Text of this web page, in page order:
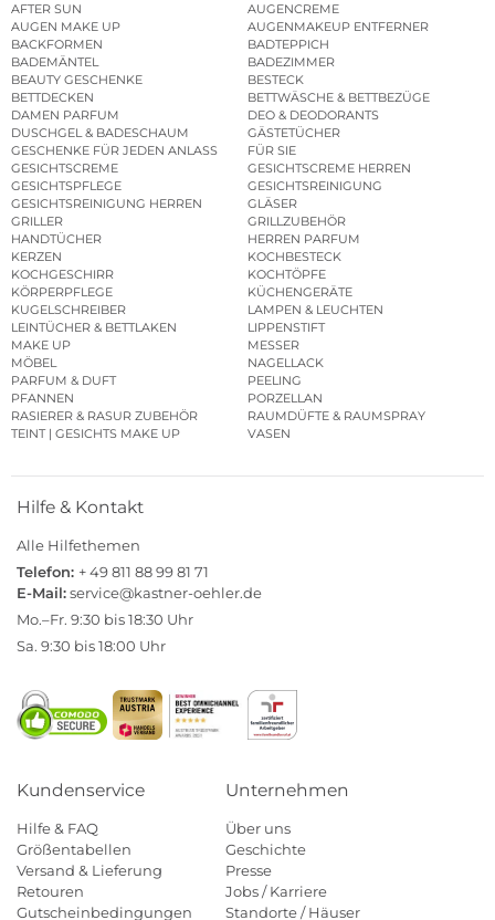
AFTER SUN
AUGENCREME
AUGEN MAKE UP
AUGENMAKEUP ENTFERNER
BACKFORMEN
BADTEPPICH
BADEMÄNTEL
BADEZIMMER
BEAUTY GESCHENKE
BESTECK
BETTDECKEN
BETTWÄSCHE & BETTBEZÜGE
DAMEN PARFUM
DEO & DEODORANTS
DUSCHGEL & BADESCHAUM
GÄSTETÜCHER
GESCHENKE FÜR JEDEN ANLASS
FÜR SIE
GESICHTSCREME
GESICHTSCREME HERREN
GESICHTSPFLEGE
GESICHTSREINIGUNG
GESICHTSREINIGUNG HERREN
GLÄSER
GRILLER
GRILLZUBEHÖR
HANDTÜCHER
HERREN PARFUM
KERZEN
KOCHBESTECK
KOCHGESCHIRR
KOCHTÖPFE
KÖRPERPFLEGE
KÜCHENGERÄTE
KUGELSCHREIBER
LAMPEN & LEUCHTEN
LEINTÜCHER & BETTLAKEN
LIPPENSTIFT
MAKE UP
MESSER
MÖBEL
NAGELLACK
PARFUM & DUFT
PEELING
PFANNEN
PORZELLAN
RASIERER & RASUR ZUBEHÖR
RAUMDÜFTE & RAUMSPRAY
TEINT | GESICHTS MAKE UP
VASEN
Hilfe & Kontakt
Alle Hilfethemen
Telefon: + 49 811 88 99 81 71
E-Mail:service@kastner-oehler.de
Mo.–Fr. 9:30 bis 18:30 Uhr
Sa. 9:30 bis 18:00 Uhr
Kundenservice
Hilfe & FAQ
Größentabellen
Versand & Lieferung
Retouren
Gutscheinbedingungen
Unternehmen
Über uns
Geschichte
Presse
Jobs / Karriere
Standorte / Häuser